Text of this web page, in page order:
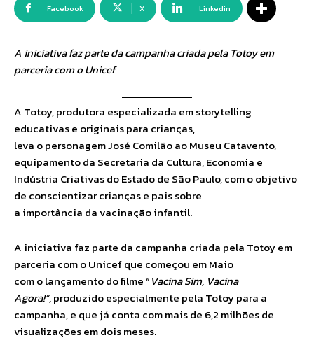
Facebook X Linkedin
A iniciativa faz parte da campanha criada pela Totoy em
parceria com o Unicef
A Totoy, produtora especializada em storytelling
educativas e originais para crianças,
leva o personagem José Comilão ao Museu Catavento,
equipamento da Secretaria da Cultura, Economia e
Indústria Criativas do Estado de São Paulo, com o objetivo
de conscientizar crianças e pais sobre
a importância da vacinação infantil.
A iniciativa faz parte da campanha criada pela Totoy em
parceria com o Unicef que começou em Maio
com o lançamento do filme “Vacina Sim, Vacina
Agora!”,produzido especialmente pela Totoy para a
campanha, e que já conta com mais de 6,2 milhões de
visualizações em dois meses.